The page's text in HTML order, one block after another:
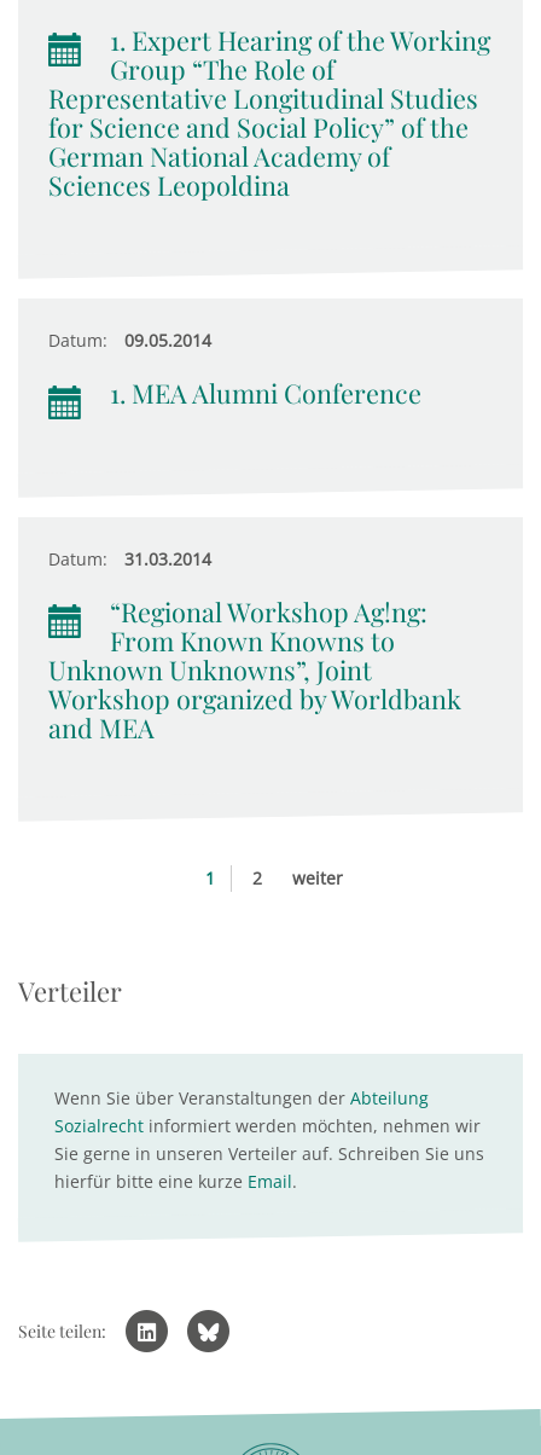
1. Expert Hearing of the Working
Group “The Role of
Representative Longitudinal Studies
for Science and Social Policy” of the
German National Academy of
Sciences Leopoldina
Datum: 09.05.2014
1. MEA Alumni Conference
Datum: 31.03.2014
“Regional Workshop Ag!ng:
From Known Knowns to
Unknown Unknowns”, Joint
Workshop organized by Worldbank
and MEA
1 2 weiter
Verteiler
Wenn Sie über Veranstaltungen der Abteilung
Sozialrecht informiert werden möchten, nehmen wir
Sie gerne in unseren Verteiler auf. Schreiben Sie uns
hierfür bitte eine kurze Email.
Seite teilen: